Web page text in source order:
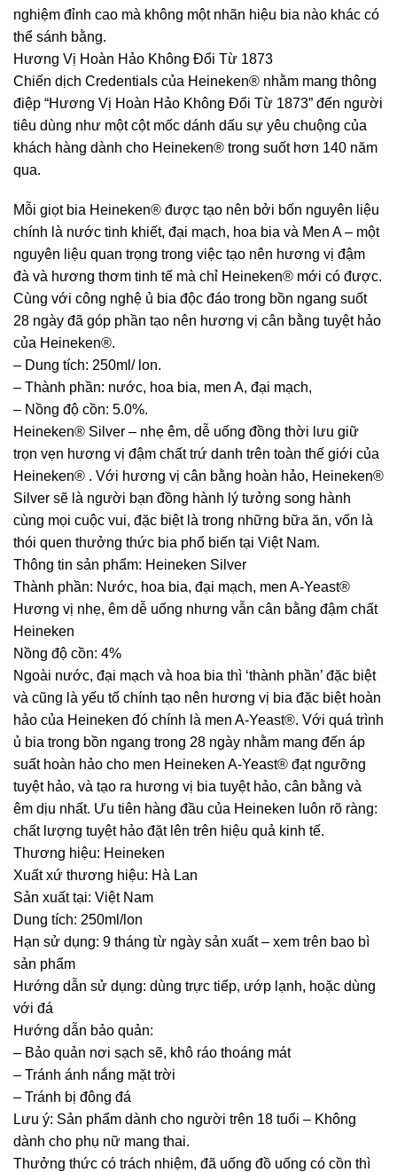
nghiệm đỉnh cao mà không một nhãn hiệu bia nào khác có
thể sánh bằng.
Hương Vị Hoàn Hảo Không Đổi Từ 1873
Chiến dịch Credentials của Heineken® nhằm mang thông
điệp “Hương Vị Hoàn Hảo Không Đổi Từ 1873” đến người
tiêu dùng như một cột mốc dánh dấu sự yêu chuộng của
khách hàng dành cho Heineken® trong suốt hơn 140 năm
qua.
Mỗi giọt bia Heineken® được tạo nên bởi bốn nguyên liệu
chính là nước tinh khiết, đại mạch, hoa bia và Men A – một
nguyên liệu quan trọng trong việc tạo nên hương vị đậm
đà và hương thơm tinh tế mà chỉ Heineken® mới có được.
Cùng với công nghệ ủ bia độc đáo trong bồn ngang suốt
28 ngày đã góp phần tạo nên hương vị cân bằng tuyệt hảo
của Heineken®.
– Dung tích: 250ml/ lon.
– Thành phần: nước, hoa bia, men A, đại mạch,
– Nồng độ cồn: 5.0%.
Heineken® Silver – nhẹ êm, dễ uống đồng thời lưu giữ
trọn vẹn hương vị đậm chất trứ danh trên toàn thế giới của
Heineken® . Với hương vị cân bằng hoàn hảo, Heineken®
Silver sẽ là người bạn đồng hành lý tưởng song hành
cùng mọi cuộc vui, đặc biệt là trong những bữa ăn, vốn là
thói quen thưởng thức bia phổ biến tại Việt Nam.
Thông tin sản phẩm: Heineken Silver
Thành phần: Nước, hoa bia, đại mạch, men A-Yeast®
Hương vị nhẹ, êm dễ uống nhưng vẫn cân bằng đậm chất
Heineken
Nồng độ cồn: 4%
Ngoài nước, đại mạch và hoa bia thì ‘thành phần’ đặc biệt
và cũng là yếu tố chính tạo nên hương vị bia đặc biệt hoàn
hảo của Heineken đó chính là men A-Yeast®. Với quá trình
ủ bia trong bồn ngang trong 28 ngày nhằm mang đến áp
suất hoàn hảo cho men Heineken A-Yeast® đạt ngưỡng
tuyệt hảo, và tạo ra hương vị bia tuyệt hảo, cân bằng và
êm dịu nhất. Ưu tiên hàng đầu của Heineken luôn rõ ràng:
chất lượng tuyệt hảo đặt lên trên hiệu quả kinh tế.
Thương hiệu: Heineken
Xuất xứ thương hiệu: Hà Lan
Sản xuất tại: Việt Nam
Dung tích: 250ml/lon
Hạn sử dụng: 9 tháng từ ngày sản xuất – xem trên bao bì
sản phẩm
Hướng dẫn sử dụng: dùng trực tiếp, ướp lạnh, hoặc dùng
với đá
Hướng dẫn bảo quản:
– Bảo quản nơi sạch sẽ, khô ráo thoáng mát
– Tránh ánh nắng mặt trời
– Tránh bị đông đá
Lưu ý: Sản phẩm dành cho người trên 18 tuổi – Không
dành cho phụ nữ mang thai.
Thưởng thức có trách nhiệm, đã uống đồ uống có cồn thì